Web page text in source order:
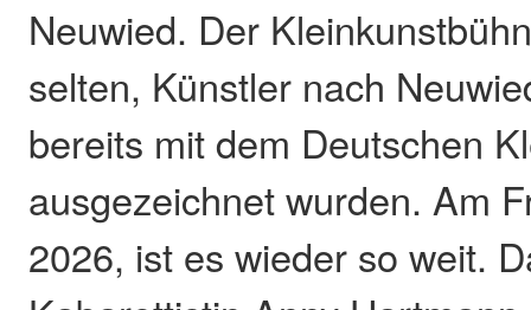
Neuwied. Der
selten, Künstler nach
bereits mit dem Deutschen
ausgezeichnet wurden. Am
2026, ist es wieder so weit.